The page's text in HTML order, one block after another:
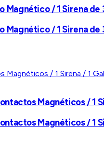
Magnético / 1 Sirena
Magnético / 1 Sirena
Magnéticos / 1
Magnéticos / 1